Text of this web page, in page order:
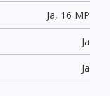
Ja, 16 MP
Ja
Ja